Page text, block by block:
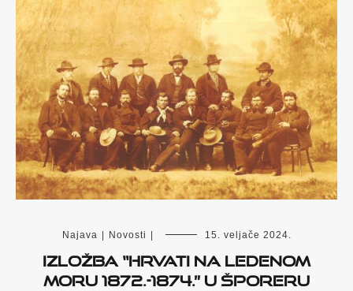
Najava Novosti 15. veljače 2024.
Izložba “Hrvati na ledenom
moru 1872.-1874.” u Šporeru